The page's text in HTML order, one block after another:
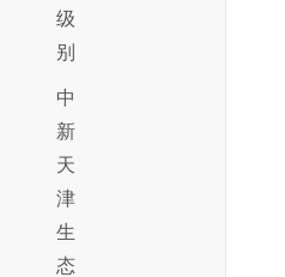
级
别
中
新
天
津
生
态